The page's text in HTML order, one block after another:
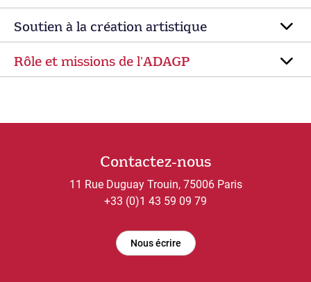
Soutien à la création artistique
Rôle et missions de lʼADAGP
Contactez-nous
11 Rue Duguay Trouin, 75006 Paris
+33 (0)1 43 59 09 79
Nous écrire